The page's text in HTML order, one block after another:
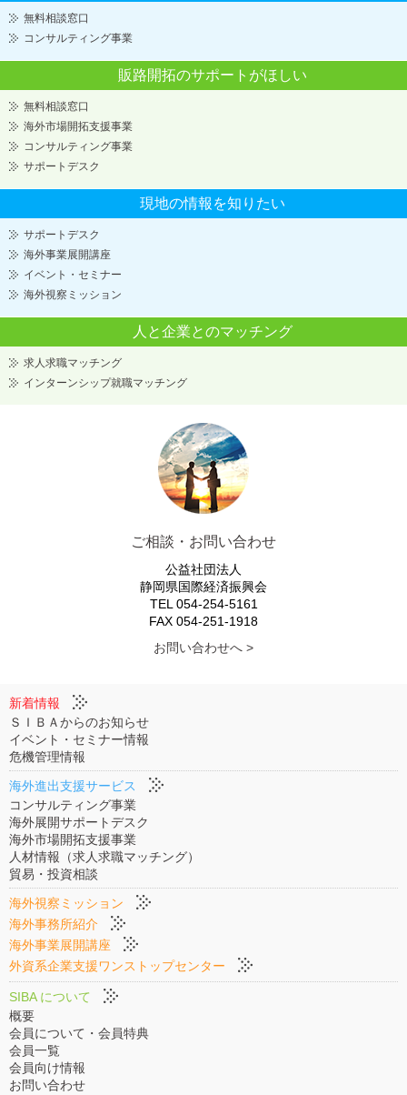
無料相談窓口
コンサルティング事業
販路開拓のサポートがほしい
無料相談窓口
海外市場開拓支援事業
コンサルティング事業
サポートデスク
現地の情報を知りたい
サポートデスク
海外事業展開講座
イベント・セミナー
海外視察ミッション
人と企業とのマッチング
求人求職マッチング
インターンシップ就職マッチング
ご相談・お問い合わせ
公益社団法人
静岡県国際経済振興会
TEL 054-254-5161
FAX 054-251-1918
お問い合わせへ >
新着情報
ＳＩＢＡからのお知らせ
イベント・セミナー情報
危機管理情報
海外進出支援サービス
コンサルティング事業
海外展開サポートデスク
海外市場開拓支援事業
人材情報（求人求職マッチング）
貿易・投資相談
海外視察ミッション
海外事務所紹介
海外事業展開講座
外資系企業支援ワンストップセンター
SIBA について
概要
会員について・会員特典
会員一覧
会員向け情報
お問い合わせ